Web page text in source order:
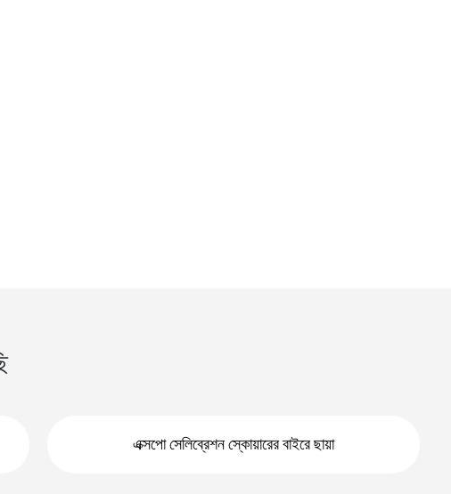
এক্সপো সেলিব্রেশন স্কোয়ারের বাইরে ছায়া